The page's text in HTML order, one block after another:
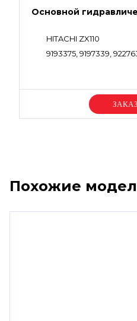
Основной
HITACHI ZX110
9193375, 9197339,
Похожие